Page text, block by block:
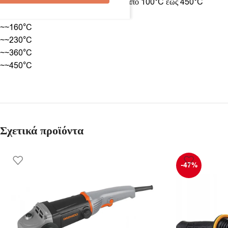
~~160°C
~~230°C
~~360°C
~~450°C
Σχετικά προϊόντα
-47%